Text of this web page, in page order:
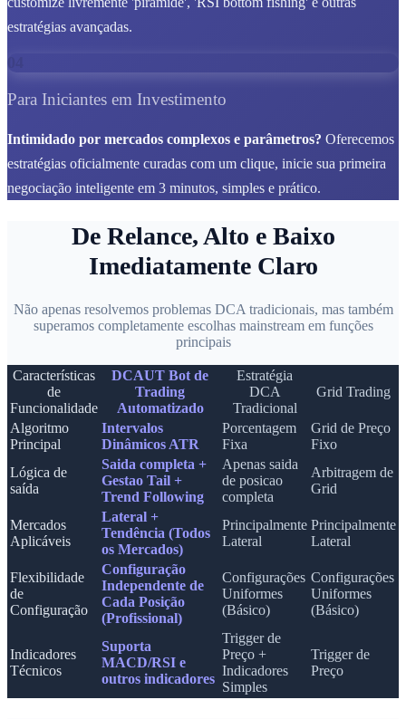
estratégias avançadas.
Para Iniciantes em Investimento
Intimidado por mercados complexos e parâmetros? Oferecemos
estratégias oficialmente curadas com um clique, inicie sua primeira
negociação inteligente em 3 minutos, simples e prático.
De Relance, Alto e Baixo
Imediatamente Claro
Não apenas resolvemos problemas DCA tradicionais, mas também
superamos completamente escolhas mainstream em funções
principais
Características
de
Funcionalidade
DCAUT Bot de
Trading
Automatizado
Estratégia
DCA
Tradicional
Grid Trading
Algoritmo
Principal
Intervalos
Dinâmicos ATR
Porcentagem
Fixa
Grid de Preço
Fixo
Lógica de
saída
Saida completa +
Gestao Tail +
Trend Following
Apenas saida
de posicao
completa
Arbitragem de
Grid
Mercados
Aplicáveis
Lateral +
Tendência (Todos
os Mercados)
Principalmente
Lateral
Principalmente
Lateral
Flexibilidade
de
Configuração
Configuração
Independente de
Cada Posição
(Profissional)
Configurações
Uniformes
(Básico)
Configurações
Uniformes
(Básico)
Indicadores
Técnicos
Suporta
MACD/RSI e
outros indicadores
Trigger de
Preço +
Indicadores
Simples
Trigger de
Preço